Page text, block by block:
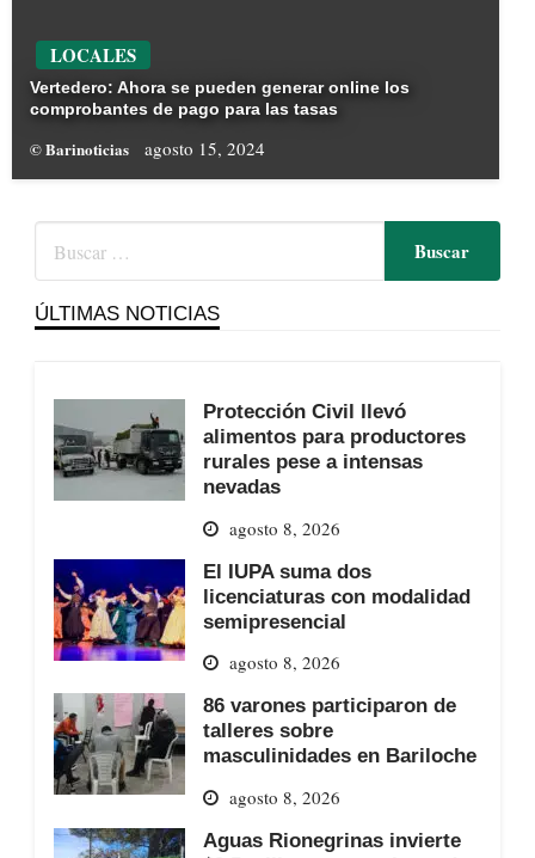
LOCALES
Vertedero: Ahora se pueden generar online los
comprobantes de pago para las tasas
© Barinoticias agosto 15, 2024
ÚLTIMAS NOTICIAS
Protección Civil llevó
alimentos para productores
rurales pese a intensas
nevadas
agosto 8, 2026
El IUPA suma dos
licenciaturas con modalidad
semipresencial
agosto 8, 2026
86 varones participaron de
talleres sobre
masculinidades en Bariloche
agosto 8, 2026
Aguas Rionegrinas invierte